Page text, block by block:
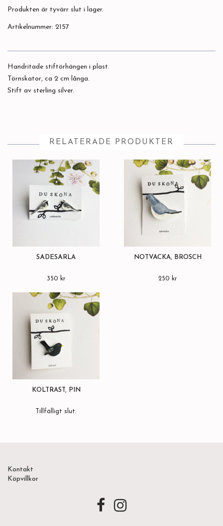
Produkten är tyvärr slut i lager.
Artikelnummer: 2157
Handritade stiftörhängen i plast.
Törnskator, ca 2 cm långa.
Stift av sterling silver.
RELATERADE PRODUKTER
SÄDESÄRLA
350 kr
NÖTVÄCKA, BROSCH
250 kr
KOLTRAST, PIN
Tillfälligt slut.
Kontakt
Köpvillkor